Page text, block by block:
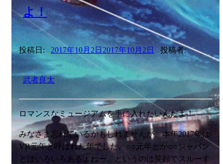
よ！
投稿日: 2017年10月2日2017年10月2日 投稿者:
武者良太
ロマンスなミュージアムを手に入れたいんだよ！
みなさま忘れているかもしれませんが、本年2017年は
VR元年と呼ばれた年でした。○○元年とか○○ジャパン
とはいろいろあるよねー。というのは笑顔でスルーす